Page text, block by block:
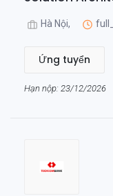
Hà Nội,
Ứng tuyển
Hạn nộp: 23/12/2026